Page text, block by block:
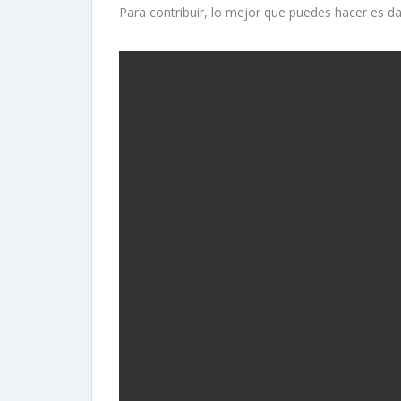
Para contribuir, lo mejor que puedes hacer es